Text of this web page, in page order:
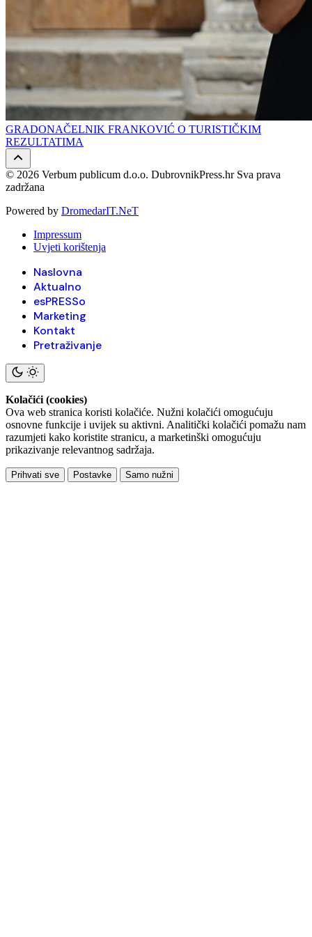
GRADONAČELNIK FRANKOVIĆ O TURISTIČKIM
REZULTATIMA
© 2026 Verbum publicum d.o.o. DubrovnikPress.hr Sva prava
zadržana
Powered by DromedarIT.NeT
Impressum
Uvjeti korištenja
Naslovna
Aktualno
esPRESSo
Marketing
Kontakt
Pretraživanje
Kolačići (cookies)
Ova web stranica koristi kolačiće. Nužni kolačići omogućuju
osnovne funkcije i uvijek su aktivni. Analitički kolačići pomažu nam
razumjeti kako koristite stranicu, a marketinški omogućuju
prikazivanje relevantnog sadržaja.
Prihvati sve Postavke Samo nužni